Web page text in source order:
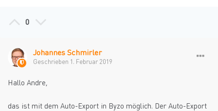
0
Johannes Schmirler
Geschrieben 1. Februar 2019
Hallo Andre,
das ist mit dem Auto-Export in Byzo möglich. Der Auto-Export